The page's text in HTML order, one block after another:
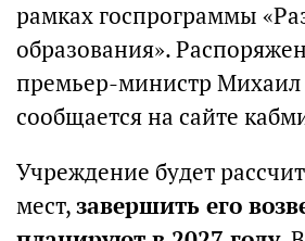
рамках госпрограммы
образования».
премьер-министр
сообщается на сайте
Учреждение будет
мест,завершить его